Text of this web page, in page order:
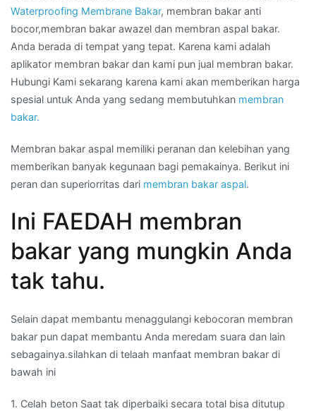
Waterproofing Membrane Bakar, membran bakar anti
bocor,membran bakar awazel dan membran aspal bakar.
Anda berada di tempat yang tepat. Karena kami adalah
aplikator membran bakar dan kami pun jual membran bakar.
Hubungi Kami sekarang karena kami akan memberikan harga
spesial untuk Anda yang sedang membutuhkan membran
bakar.
Membran bakar aspal memiliki peranan dan kelebihan yang
memberikan banyak kegunaan bagi pemakainya. Berikut ini
peran dan superiorritas dari membran bakar aspal.
Ini FAEDAH membran
bakar yang mungkin Anda
tak tahu.
Selain dapat membantu menaggulangi kebocoran membran
bakar pun dapat membantu Anda meredam suara dan lain
sebagainya.silahkan di telaah manfaat membran bakar di
bawah ini
1. Celah beton Saat tak diperbaiki secara total bisa ditutup